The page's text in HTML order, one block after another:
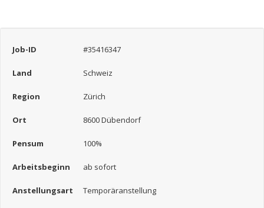
Job-ID #35416347
Land Schweiz
Region Zürich
Ort 8600 Dübendorf
Pensum 100%
Arbeitsbeginn ab sofort
Anstellungsart Temporäranstellung